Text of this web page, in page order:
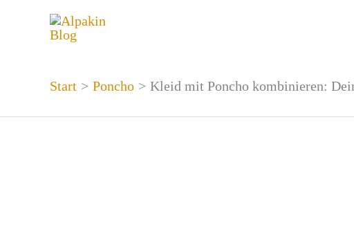
Start Poncho Kleid mit Poncho kombinieren: